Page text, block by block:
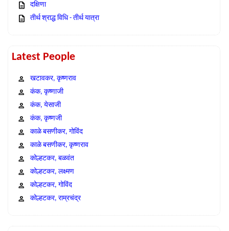
दक्षिणा
तीर्थ श्राद्ध विधि - तीर्थ यात्रा
Latest People
खटावकर, कृष्णराव
कंक, कृष्णाजी
कंक, येसाजी
कंक, कृष्णजी
काळे बसणीकर, गोविंद
काळे बसणीकर, कृष्णराव
कोल्हटकर, बळवंत
कोल्हटकर, लक्ष्मण
कोल्हटकर, गोविंद
कोल्हटकर, राम्रचंद्र